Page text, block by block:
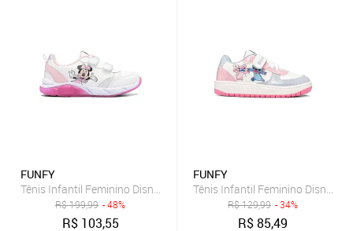
FUNFY
R$199,99 - 48%
R$ 103,55
FUNFY
R$129,99 - 34%
R$85,49